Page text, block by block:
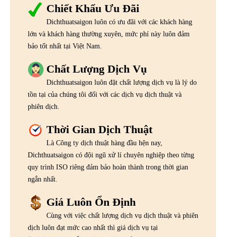
Chiết Khấu Ưu Đãi
Dichthuatsaigon luôn có ưu đãi với các khách hàng
lớn và khách hàng thường xuyên, mức phí này luôn đảm
bảo tốt nhất tại Việt Nam.
Chất Lượng Dịch Vụ
Dichthuatsaigon luôn đặt chất lượng dịch vụ là lý do
tồn tại của chúng tôi đối với các dịch vụ dịch thuật và
phiên dịch.
Thời Gian Dịch Thuật
Là Công ty dịch thuật hàng đầu hện nay,
Dichthuatsaigon có đội ngũ xử lí chuyên nghiệp theo từng
quy trình ISO riêng đảm bảo hoàn thành trong thời gian
ngắn nhất.
Giá Luôn Ổn Định
Cùng với việc chất lượng dịch vụ dịch thuật và phiên
dịch luôn đạt mức cao nhất thì giá dịch vụ tại